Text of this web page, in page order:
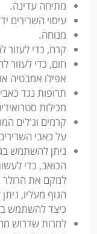
מתיחה עדינה.
עיסוי השרירים
מנוחה.
קרח, כדי
חום, כדי לעזור
אפילו אמבטיה
תרופות נגד
מכילות
קרמים וג'לים
על כאבי
ניתן להשתמש
הכואב, כדי
למקם את הרולר
הגוף מעליו,
כיצד להשתמש
למרות שדרוש